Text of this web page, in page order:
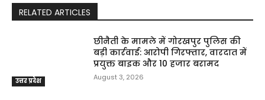
RELATED ARTICLES
उत्तर प्रदेश
छीनैती के मामले में गोरखपुर पुलिस की
बड़ी कार्रवाई: आरोपी गिरफ्तार, वारदात में
प्रयुक्त बाइक और ₹10 हजार बरामद
August 3, 2026